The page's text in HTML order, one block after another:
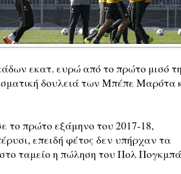
εκατ. ευρώ από το πρώτο μισό
δουλειά των Μπέπε Μαρότα
το πρώτο εξάμηνο του 2017-18,
επειδή φέτος δεν υπήρχαν τα
ταμείο η πώληση του Πολ